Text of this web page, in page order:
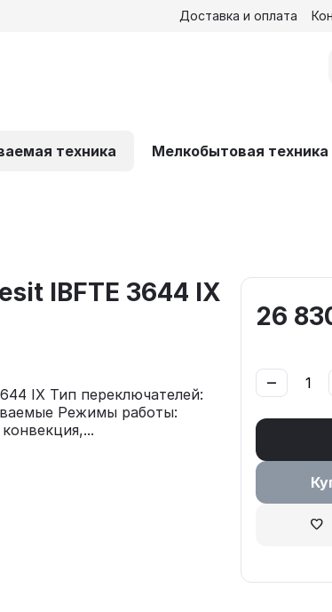
Доставка и оплата
техника Мелкобытовая техника
IBFTE 3644 IX
IX Тип переключателей:
Режимы работы:
26
−